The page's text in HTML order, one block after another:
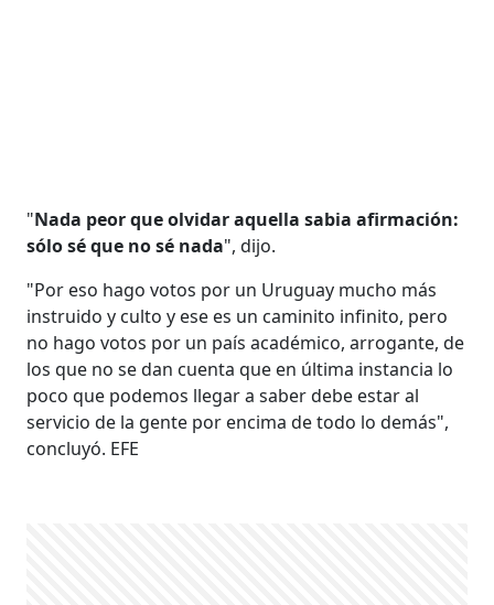
"Nada peor que olvidar aquella sabia afirmación:
sólo sé que no sé nada", dijo.
"Por eso hago votos por un Uruguay mucho más
instruido y culto y ese es un caminito infinito, pero
no hago votos por un país académico, arrogante, de
los que no se dan cuenta que en última instancia lo
poco que podemos llegar a saber debe estar al
servicio de la gente por encima de todo lo demás",
concluyó. EFE